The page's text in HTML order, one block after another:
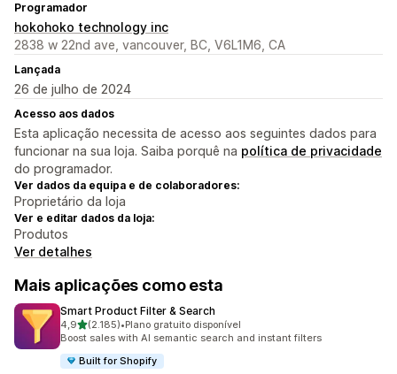
Programador
hokohoko technology inc
2838 w 22nd ave, vancouver, BC, V6L1M6, CA
Lançada
26 de julho de 2024
Acesso aos dados
Esta aplicação necessita de acesso aos seguintes dados para
funcionar na sua loja. Saiba porquê na política de privacidade
do programador.
Ver dados da equipa e de colaboradores:
Proprietário da loja
Ver e editar dados da loja:
Produtos
Ver detalhes
Mais aplicações como esta
Smart Product Filter & Search
4,9de 5 estrelas
(2.185)
2185 total de avaliações
•Plano gratuito disponível
Boost sales with AI semantic search and instant filters
Built for Shopify